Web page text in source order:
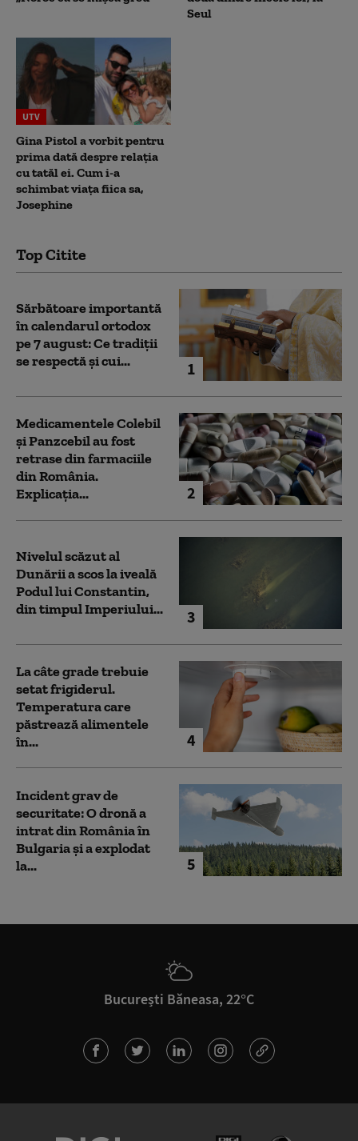
Seul
UTV
Gina Pistol a vorbit pentru
prima dată despre relația
cu tatăl ei. Cum i-a
schimbat viața fiica sa,
Josephine
Top Citite
1
Sărbătoare importantă
în calendarul ortodox
pe 7 august: Ce tradiții
se respectă și cui...
2
Medicamentele Colebil
și Panzcebil au fost
retrase din farmaciile
din România.
Explicația...
3
Nivelul scăzut al
Dunării a scos la iveală
Podul lui Constantin,
din timpul Imperiului...
4
La câte grade trebuie
setat frigiderul.
Temperatura care
păstrează alimentele
în...
5
Incident grav de
securitate: O dronă a
intrat din România în
Bulgaria şi a explodat
la...
București Băneasa, 22°C